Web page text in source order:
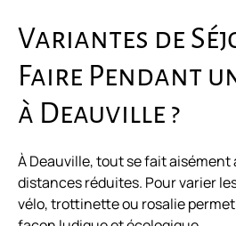
Variantes de
Faire Pendant
à Deauville ?
À Deauville, tout se fait aisément
distances réduites. Pour varier
vélo, trottinette ou rosalie